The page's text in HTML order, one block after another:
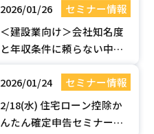
イン改訂版】| 国土交通省認
定セミナー
2026/01/26
セミナー情報
＜建設業向け＞会社知名度
と年収条件に頼らない中途
Webセミナー】
2026/01/24
セミナー情報
2/18(水) 住宅ローン控除か
んたん確定申告セミナー開